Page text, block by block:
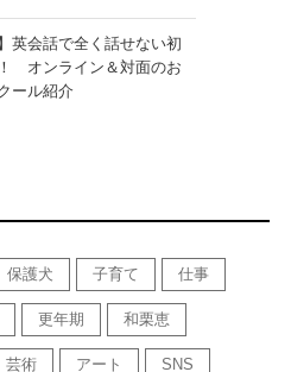
英会話で全く話せない初
オンライン＆対面のお
ール紹介
保護犬 子育て 仕事
更年期 和栗恵
芸術 アート SNS